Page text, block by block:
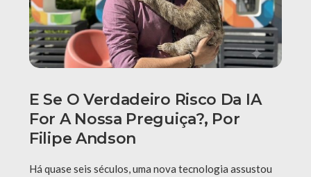
E Se O Verdadeiro Risco Da IA
For A Nossa Preguiça?, Por
Filipe Andson
Há quase seis séculos, uma nova tecnologia assustou